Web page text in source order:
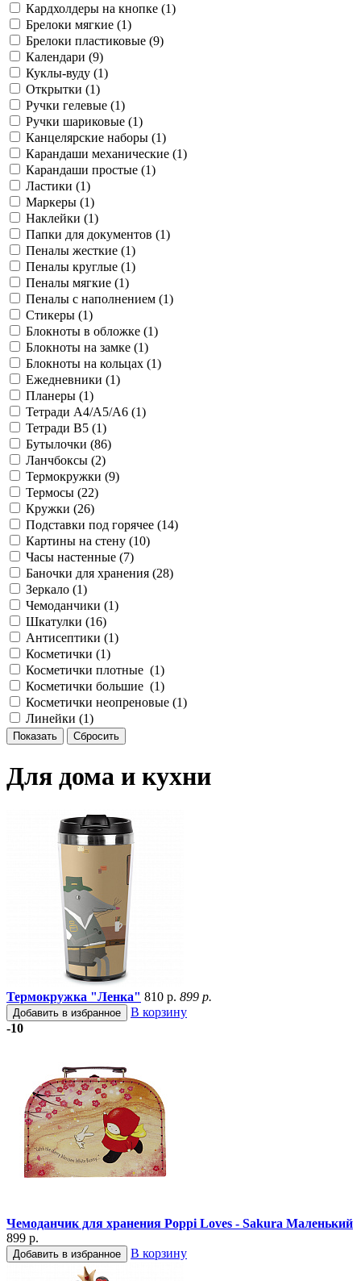
Кардхолдеры на кнопке (1)
Брелоки мягкие (1)
Брелоки пластиковые (9)
Календари (9)
Куклы-вуду (1)
Открытки (1)
Ручки гелевые (1)
Ручки шариковые (1)
Канцелярские наборы (1)
Карандаши механические (1)
Карандаши простые (1)
Ластики (1)
Маркеры (1)
Наклейки (1)
Папки для документов (1)
Пеналы жесткие (1)
Пеналы круглые (1)
Пеналы мягкие (1)
Пеналы с наполнением (1)
Стикеры (1)
Блокноты в обложке (1)
Блокноты на замке (1)
Блокноты на кольцах (1)
Ежедневники (1)
Планеры (1)
Тетради A4/A5/A6 (1)
Тетради B5 (1)
Бутылочки (86)
Ланчбоксы (2)
Термокружки (9)
Термосы (22)
Кружки (26)
Подставки под горячее (14)
Картины на стену (10)
Часы настенные (7)
Баночки для хранения (28)
Зеркало (1)
Чемоданчики (1)
Шкатулки (16)
Антисептики (1)
Косметички (1)
Косметички плотные (1)
Косметички большие (1)
Косметички неопреновые (1)
Линейки (1)
Для дома и кухни
Термокружка "Ленка" 810 р. 899 р.
Добавить в избранное
В корзину
-10
Чемоданчик для хранения Poppi Loves - Sakura Маленький
899 р.
Добавить в избранное В корзину